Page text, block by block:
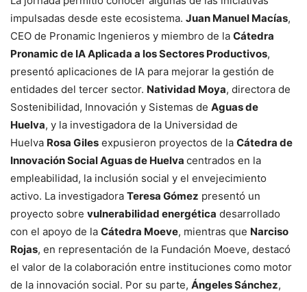
impulsadas desde este ecosistema. Juan Manuel Macías,
CEO de Pronamic Ingenieros y miembro de la Cátedra
Pronamic de IA Aplicada a los Sectores Productivos,
presentó aplicaciones de IA para mejorar la gestión de
entidades del tercer sector. Natividad Moya, directora de
Sostenibilidad, Innovación y Sistemas de Aguas de
Huelva, y la investigadora de la Universidad de
Huelva Rosa Giles expusieron proyectos de la Cátedra de
Innovación Social Aguas de Huelva centrados en la
empleabilidad, la inclusión social y el envejecimiento
activo. La investigadora Teresa Gómez presentó un
proyecto sobre vulnerabilidad energética desarrollado
con el apoyo de la Cátedra Moeve, mientras que Narciso
Rojas, en representación de la Fundación Moeve, destacó
el valor de la colaboración entre instituciones como motor
de la innovación social. Por su parte, Ángeles Sánchez,